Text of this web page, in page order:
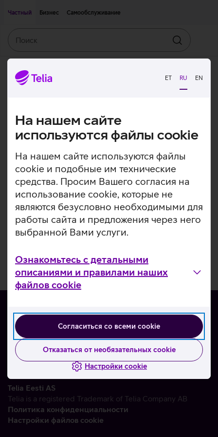
ET RU EN
На нашем сайте
используются файлы cookie
На нашем сайте используются файлы
cookie и подобные им технические
средства. Просим Вашего согласия на
использование cookie, которые не
являются безусловно необходимыми для
работы сайта и предложения через него
выбранной Вами услуги.
Ознакомьтесь с детальными
описаниями и правилами наших
файлов cookie
Согласиться со всеми cookie
Отказаться от необязательных cookie
Настройки cookie
Частный
Бизнес Самообслуживание
Искать
О нас
Контакты
Партнерам
Telia Eesti AS
Telia is a registered Trademark of Telia Company AB
Политика конфиденциальности
Настройки файлов cookie